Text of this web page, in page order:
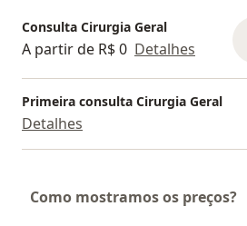
Consulta Cirurgia Geral
A partir de R$ 0 Detalhes
Primeira consulta Cirurgia Geral
Detalhes
Como mostramos os preços?